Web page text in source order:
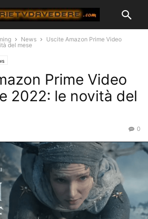
News
Uscite Amazon Prime Video
del mese
Prime Video
2022: le novità del
0